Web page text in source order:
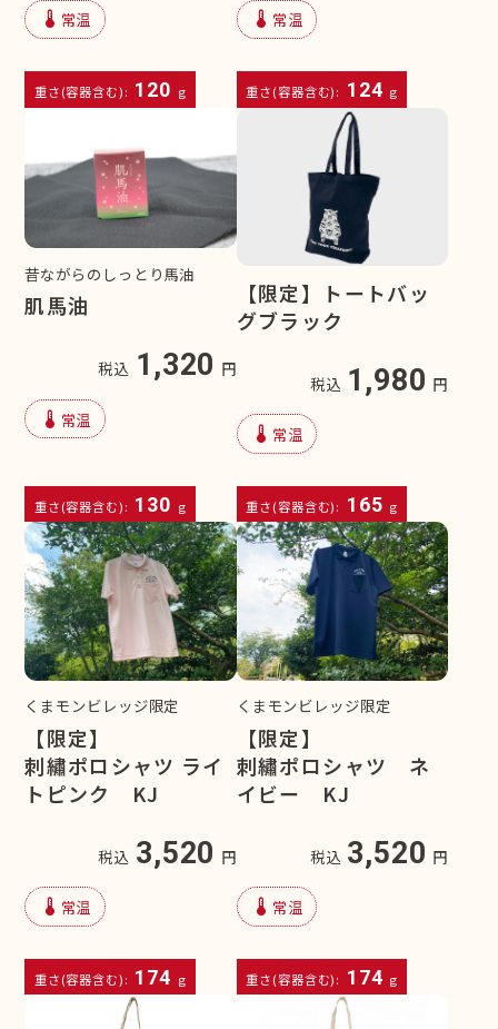
device_thermostat 常温
重さ(容器含む): 120 g
device_thermostat 常温
重さ(容器含む): 124 g
昔ながらのしっとり馬油
肌馬油
税込 1,320 円
device_thermostat 常温
重さ(容器含む): 130 g
【限定】トートバッ
グブラック
税込 1,980 円
device_thermostat 常温
重さ(容器含む): 165 g
くまモンビレッジ限定
【限定】
刺繡ポロシャツ ライ
トピンク KJ
税込 3,520 円
device_thermostat 常温
重さ(容器含む): 174 g
くまモンビレッジ限定
【限定】
刺繡ポロシャツ ネ
イビー KJ
税込 3,520 円
device_thermostat 常温
重さ(容器含む): 174 g